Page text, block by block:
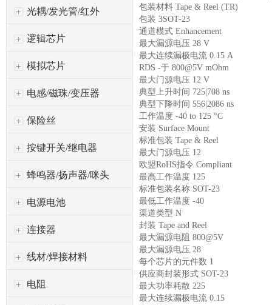
光耦/发光管/红外
逻辑芯片
模拟芯片
电感/磁珠/变压器
保险丝
按键开关/继电器
蜂鸣器/扬声器/咪头
电源电池
连接器
线材/焊接材料
电阻
包装材料 Tape & Reel (TR)
包装 3SOT-23
通道模式 Enhancement
最大漏源电压 28 V
最大连续漏极电流 0.15 A
RDS -于 800@5V mOhm
最大门源电压 12 V
典型上升时间 725|708 ns
典型下降时间 556|2086 ns
工作温度 -40 to 125 °C
安装 Surface Mount
标准包装 Tape & Reel
最大门源电压 12
欧盟RoHS指令 Compliant
最高工作温度 125
标准包装名称 SOT-23
最低工作温度 -40
渠道类型 N
封装 Tape and Reel
最大漏源电阻 800@5V
最大漏源电压 28
每个芯片的元件数 1
供应商封装形式 SOT-23
最大功率耗散 225
最大连续漏极电流 0.15